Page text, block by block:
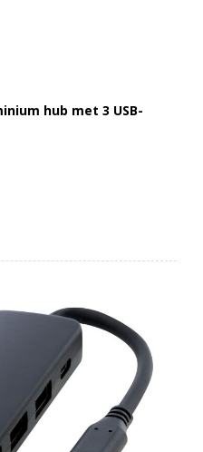
hub met 3 USB-